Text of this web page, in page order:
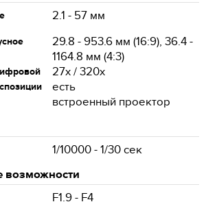
2.1 - 57 мм
29.8 - 953.6 мм (16:9), 36.4 -
1164.8 мм (4:3)
27x / 320x
есть
встроенный проектор
1/10000 - 1/30 сек
возможности
F1.9 - F4